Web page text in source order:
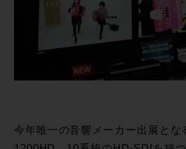
今年唯一の音響メーカー出展と